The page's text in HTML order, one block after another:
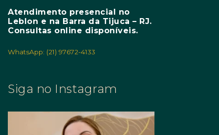
Atendimento presencial no
Leblon e na Barra da Tijuca – RJ.
Consultas online disponíveis.
WhatsApp: (21) 97672-4133
Siga no Instagram